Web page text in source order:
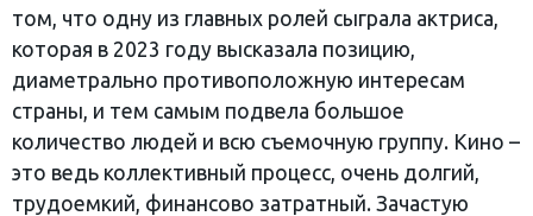
том, что одну из главных ролей сыграла актриса,
которая в 2023 году высказала позицию,
диаметрально противоположную интересам
страны, и тем самым подвела большое
количество людей и всю съемочную группу. Кино –
это ведь коллективный процесс, очень долгий,
трудоемкий, финансово затратный. Зачастую